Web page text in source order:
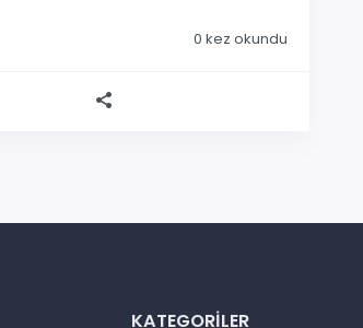
0 kez okundu
KATEGORILER